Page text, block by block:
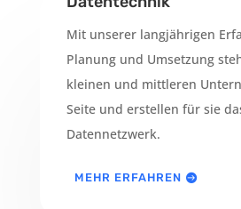
Mit unserer langjährigen
Planung und Umsetzung
kleinen und mittleren
Seite und erstellen für sie
Datennetzwerk.
MEHR ERFAHREN